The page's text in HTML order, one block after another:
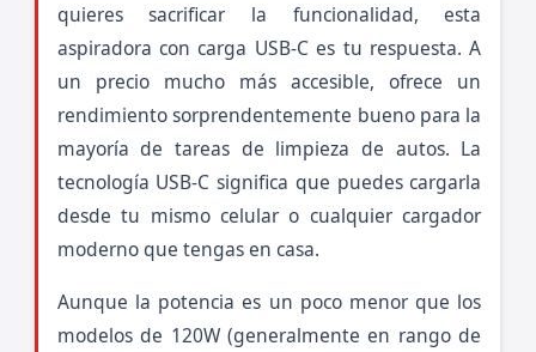
quieres sacrificar la funcionalidad, esta
aspiradora con carga USB-C es tu respuesta. A
un precio mucho más accesible, ofrece un
rendimiento sorprendentemente bueno para la
mayoría de tareas de limpieza de autos. La
tecnología USB-C significa que puedes cargarla
desde tu mismo celular o cualquier cargador
moderno que tengas en casa.
Aunque la potencia es un poco menor que los
modelos de 120W (generalmente en rango de